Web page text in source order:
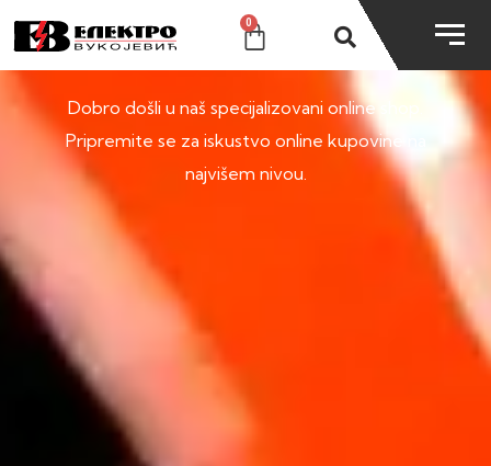
0
SHOP
Dobro došli u naš specijalizovani online shop.
Pripremite se za iskustvo online kupovine na
najvišem nivou.